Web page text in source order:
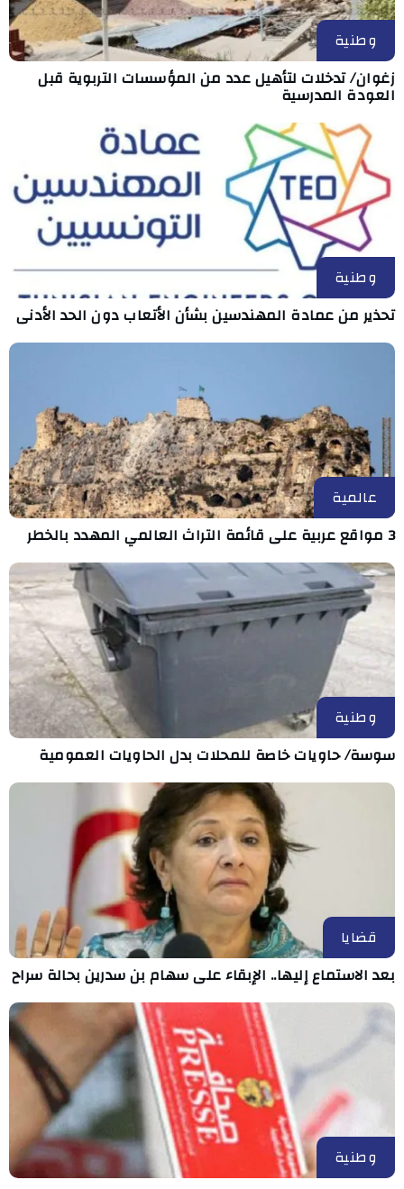
وطنية
زغوان/ تدخلات لتأهيل عدد من المؤسسات التربوية قبل
العودة المدرسية
وطنية
تحذير من عمادة المهندسين بشأن الأتعاب دون الحد الأدنى
عالمية
3 مواقع عربية على قائمة التراث العالمي المهدد بالخطر
وطنية
سوسة/ حاويات خاصة للمحلات بدل الحاويات العمومية
قضايا
بعد الاستماع إليها.. الإبقاء على سهام بن سدرين بحالة سراح
وطنية